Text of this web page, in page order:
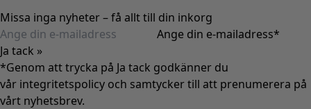
Missa inga nyheter – få allt till din inkorg
Ange din e-mailadress*
Ja tack »
*Genom att trycka på Ja tack godkänner du
vår integritetspolicy och samtycker till att prenumerera på
vårt nyhetsbrev.